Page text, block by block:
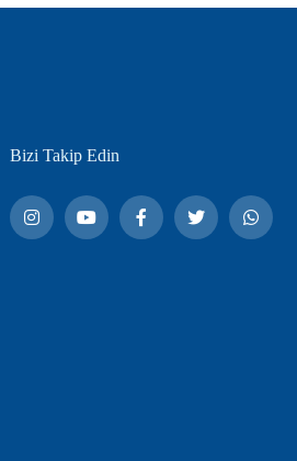
Bizi Takip Edin